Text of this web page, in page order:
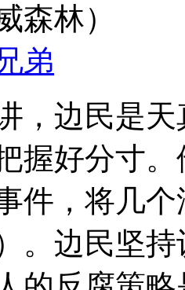
森林）
弟
，边民是
握好分寸
件，将几
。边民坚